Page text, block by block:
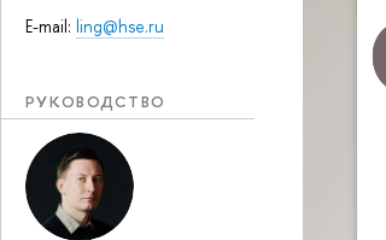
E-mail: ling@hse.ru
РУКОВОДСТВО